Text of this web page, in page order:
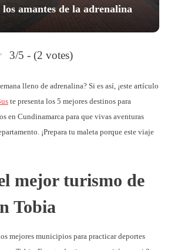
amantes de la adrenalina
3/5 - (2 votes)
lleno de adrenalina? Si es así, ¡este artículo
te presenta los 5 mejores destinos para
en Cundinamarca para que vivas aventuras
¡Prepara tu maleta porque este viaje
mejor turismo de
Tobia
mejores municipios para practicar deportes